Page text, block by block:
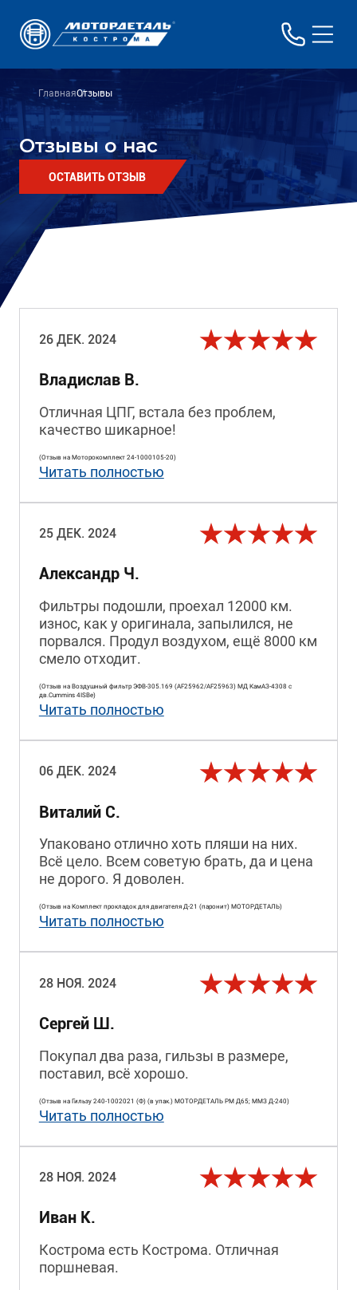
ГлавнаяОтзывы
Отзывы о нас
ОСТАВИТЬ ОТЗЫВ
26 ДЕК. 2024
Владислав В.
Отличная ЦПГ, встала без проблем,
качество шикарное!
(Отзыв на Моторокомплект 24-1000105-20)
Читать полностью
25 ДЕК. 2024
Александр Ч.
Фильтры подошли, проехал 12000 км.
износ, как у оригинала, запылился, не
порвался. Продул воздухом, ещё 8000 км
смело отходит.
(Отзыв на Воздушный фильтр ЭФВ-305.169 (AF25962/AF25963) МД КамАЗ-4308 с
дв.Cummins 4ISBe)
Читать полностью
06 ДЕК. 2024
Виталий C.
Упаковано отлично хоть пляши на них.
Всё цело. Всем советую брать, да и цена
не дорого. Я доволен.
(Отзыв на Комплект прокладок для двигателя Д-21 (паронит) МОТОРДЕТАЛЬ)
Читать полностью
28 НОЯ. 2024
Cергей Ш.
Покупал два раза, гильзы в размере,
поставил, всё хорошо.
(Отзыв на Гильзу 240-1002021 (Ф) (в упак.) МОТОРДЕТАЛЬ РМ Д65; ММЗ Д-240)
Читать полностью
28 НОЯ. 2024
Иван К.
Кострома есть Кострома. Отличная
поршневая.